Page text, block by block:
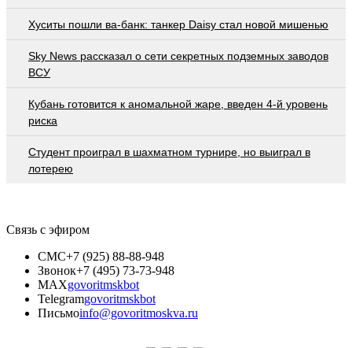
Хуситы пошли ва-банк: танкер Daisy стал новой мишенью
Sky News рассказал о сети секретных подземных заводов
ВСУ
Кубань готовится к аномальной жаре, введен 4-й уровень
риска
Студент проиграл в шахматном турнире, но выиграл в
лотерею
Связь с эфиром
СМС+7 (925) 88-88-948
Звонок+7 (495) 73-73-948
MAXgovoritmskbot
Telegramgovoritmskbot
Письмоinfo@govoritmoskva.ru